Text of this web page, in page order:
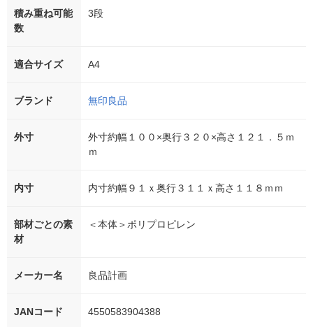
積み重ね可能
数
3段
適合サイズ A4
ブランド 無印良品
外寸
外寸約幅１００×奥行３２０×高さ１２１．５ｍ
ｍ
内寸 内寸約幅９１ｘ奥行３１１ｘ高さ１１８ｍｍ
部材ごとの素
材
＜本体＞ポリプロピレン
メーカー名 良品計画
JANコード 4550583904388